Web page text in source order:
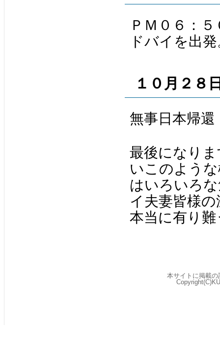
ＰＭ０６：５
ドバイを出
１０月２８
無事日本帰還
最後になり
いこのよう
はいろいろ
イ夫妻皆様
本当に有り
本サイトに掲載